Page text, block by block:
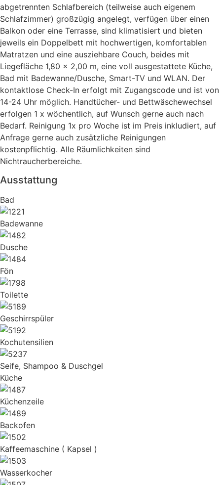
abgetrennten Schlafbereich (teilweise auch eigenem
Schlafzimmer) großzügig angelegt, verfügen über einen
Balkon oder eine Terrasse, sind klimatisiert und bieten
jeweils ein Doppelbett mit hochwertigen, komfortablen
Matratzen und eine ausziehbare Couch, beides mit
Liegefläche 1,80 x 2,00 m, eine voll ausgestattete Küche,
Bad mit Badewanne/Dusche, Smart-TV und WLAN. Der
kontaktlose Check-In erfolgt mit Zugangscode und ist von
14-24 Uhr möglich. Handtücher- und Bettwäschewechsel
erfolgen 1 x wöchentlich, auf Wunsch gerne auch nach
Bedarf. Reinigung 1x pro Woche ist im Preis inkludiert, auf
Anfrage gerne auch zusätzliche Reinigungen
kostenpflichtig. Alle Räumlichkeiten sind
Nichtraucherbereiche.
Ausstattung
Bad
Badewanne
Dusche
Fön
Toilette
Geschirrspüler
Kochutensilien
Seife, Shampoo & Duschgel
Küche
Küchenzeile
Backofen
Kaffeemaschine ( Kapsel )
Wasserkocher